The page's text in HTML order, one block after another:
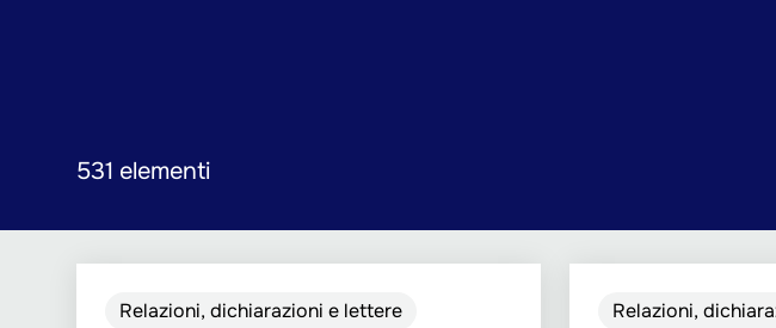
531 elementi
Relazioni, dichiarazioni e lettere Relazioni,